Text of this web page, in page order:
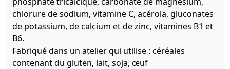
chlorure de sodium, vitamine C, acérola, gluconates
de potassium, de calcium et de zinc, vitamines B1 et
B6.
Fabriqué dans un atelier qui utilise : céréales
contenant du gluten, lait, soja, œuf